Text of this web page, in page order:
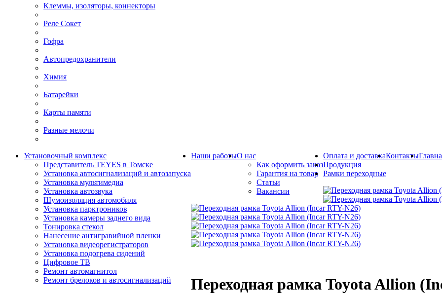
Клеммы, изоляторы, коннекторы
Реле Сокет
Гофра
Автопредохранители
Химия
Батарейки
Карты памяти
Разные мелочи
Установочный комплекс
Представитель TEYES в Томске
Установка автосигнализаций и автозапуска
Установка мультимедиа
Установка автозвука
Шумоизоляция автомобиля
Установка парктроников
Установка камеры заднего вида
Тонировка стекол
Нанесение антигравийной пленки
Установка видеорегистраторов
Установка подогрева сидений
Цифровое ТВ
Ремонт автомагнитол
Ремонт брелоков и автосигнализаций
Наши работыО нас
Как оформить заказ
Гарантия на товар
Статьи
Вакансии
Оплата и доставкаКонтакты
Продукция
Рамки переходные
Переходная рамка Toyota Allion